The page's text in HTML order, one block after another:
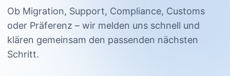
Ob Migration, Support, Compliance, Customs
oder Präferenz – wir melden uns schnell und
klären gemeinsam den passenden nächsten
Schritt.